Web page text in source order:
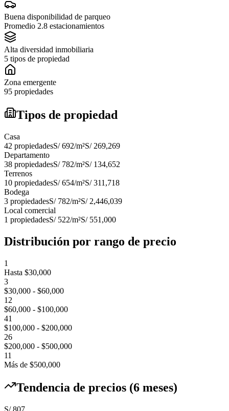
Buena disponibilidad de parqueo
Promedio 2.8 estacionamientos
Alta diversidad inmobiliaria
5 tipos de propiedad
Zona emergente
95 propiedades
Tipos de propiedad
Casa
42 propiedadesS/ 692/m²S/ 269,269
Departamento
38 propiedadesS/ 782/m²S/ 134,652
Terrenos
10 propiedadesS/ 654/m²S/ 311,718
Bodega
3 propiedadesS/ 782/m²S/ 2,446,039
Local comercial
1 propiedadesS/ 522/m²S/ 551,000
Distribución por rango de precio
1
Hasta $30,000
3
$30,000 - $60,000
12
$60,000 - $100,000
41
$100,000 - $200,000
26
$200,000 - $500,000
11
Más de $500,000
Tendencia de precios (6 meses)